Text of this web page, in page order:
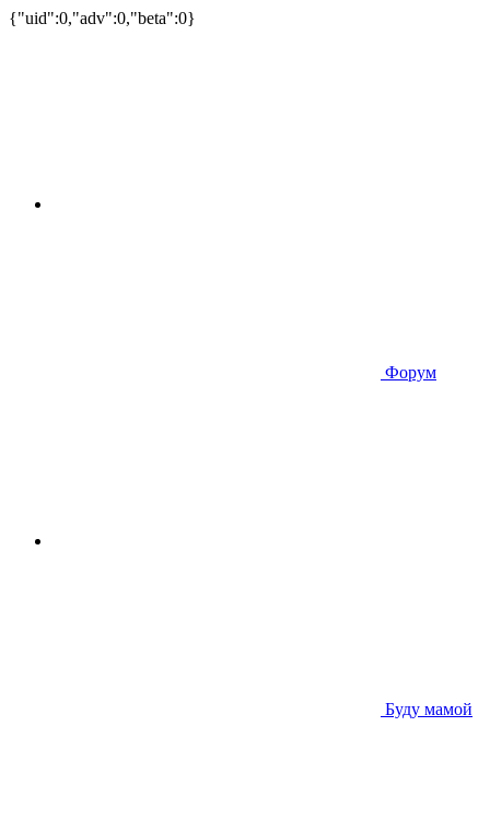
{"uid":0,"adv":0,"beta":0}
Форум
Буду мамой